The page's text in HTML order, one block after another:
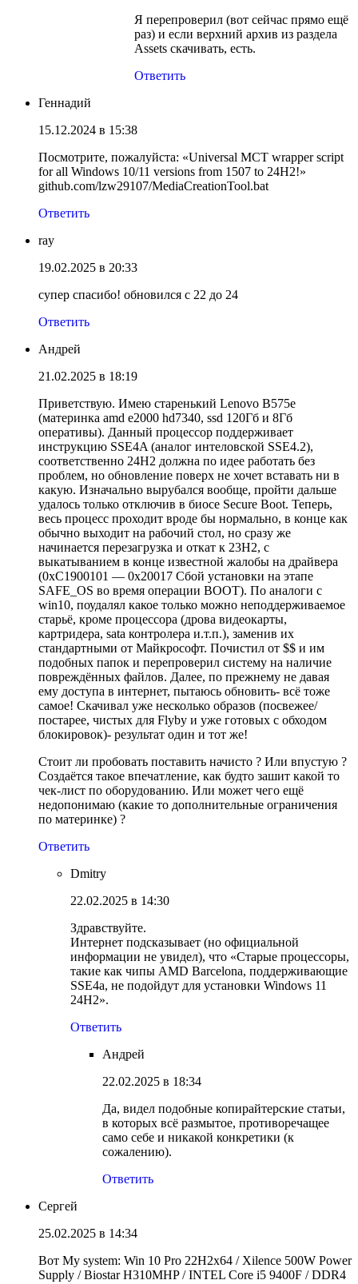
Я перепроверил (вот сейчас прямо ещё
раз) и если верхний архив из раздела
Assets скачивать, есть.
Ответить
Геннадий
15.12.2024 в 15:38
Посмотрите, пожалуйста: «Universal MCT wrapper script
for all Windows 10/11 versions from 1507 to 24H2!»
github.com/lzw29107/MediaCreationTool.bat
Ответить
ray
19.02.2025 в 20:33
супер спасибо! обновился с 22 до 24
Ответить
Андрей
21.02.2025 в 18:19
Приветствую. Имею старенький Lenovo B575e
(материнка amd e2000 hd7340, ssd 120Гб и 8Гб
оперативы). Данный процессор поддерживает
инструкцию SSE4A (аналог интеловской SSE4.2),
соответственно 24Н2 должна по идее работать без
проблем, но обновление поверх не хочет вставать ни в
какую. Изначально вырубался вообще, пройти дальше
удалось только отключив в биосе Secure Boot. Теперь,
весь процесс проходит вроде бы нормально, в конце как
обычно выходит на рабочий стол, но сразу же
начинается перезагрузка и откат к 23Н2, с
выкатыванием в конце известной жалобы на драйвера
(0xC1900101 — 0x20017 Сбой установки на этапе
SAFE_OS во время операции BOOT). По аналоги с
win10, поудалял какое только можно неподдерживаемое
старьё, кроме процессора (дрова видеокарты,
картридера, sata контролера и.т.п.), заменив их
стандартными от Майкрософт. Почистил от $$ и им
подобных папок и перепроверил систему на наличие
повреждённых файлов. Далее, по прежнему не давая
ему доступа в интернет, пытаюсь обновить- всё тоже
самое! Скачивал уже несколько образов (посвежее/
постарее, чистых для Flyby и уже готовых с обходом
блокировок)- результат один и тот же!
Стоит ли пробовать поставить начисто ? Или впустую ?
Создаётся такое впечатление, как будто зашит какой то
чек-лист по оборудованию. Или может чего ещё
недопонимаю (какие то дополнительные ограничения
по материнке) ?
Ответить
Dmitry
22.02.2025 в 14:30
Здравствуйте.
Интернет подсказывает (но официальной
информации не увидел), что «Старые процессоры,
такие как чипы AMD Barcelona, поддерживающие
SSE4a, не подойдут для установки Windows 11
24H2».
Ответить
Андрей
22.02.2025 в 18:34
Да, видел подобные копирайтерские статьи,
в которых всё размытое, противоречащее
само себе и никакой конкретики (к
сожалению).
Ответить
Сергей
25.02.2025 в 14:34
Вот My system: Win 10 Pro 22H2x64 / Xilence 500W Power
Supply / Biostar H310MHP / INTEL Core i5 9400F / DDR4